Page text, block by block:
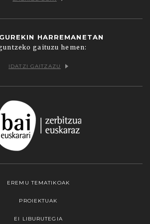
HARREMANETAN
gaituzu hemen:
IDATZI GAITZAZU
EREMU TEMATIKOAK
PROIEKTUAK
EI LIBURUTEGIA